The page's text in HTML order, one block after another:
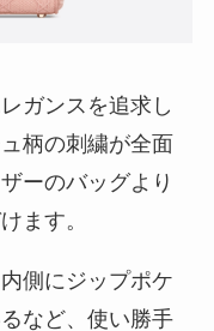
ガンスを追求し
柄の刺繍が全面
ーのバッグより
ます。
側にジップポケ
など、使い勝手